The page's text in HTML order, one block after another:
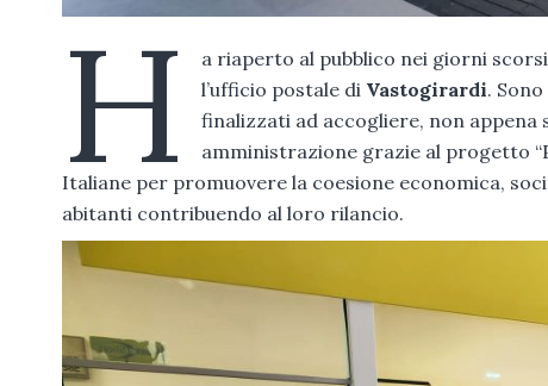
H
a riaperto al pubblico nei giorni
l’ufficio postale di Vastogirardi.
finalizzati ad accogliere, non
amministrazione grazie al progetto
Italiane per promuovere la coesione economica,
abitanti contribuendo al loro rilancio.